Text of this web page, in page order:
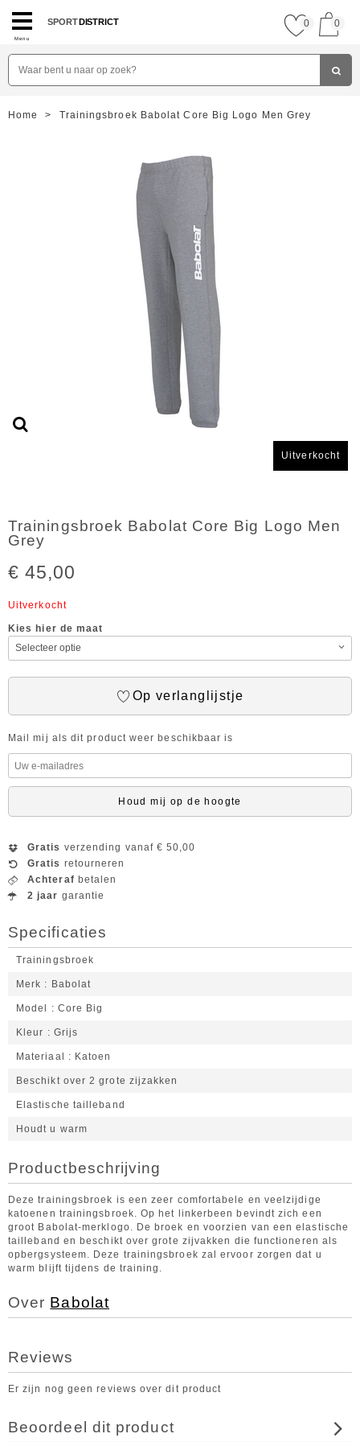
Menu
SPORTDISTRICT 0 0
Home > Trainingsbroek Babolat Core Big Logo Men Grey
Uitverkocht
Trainingsbroek Babolat Core Big Logo Men
Grey
€ 45,00
Uitverkocht
Kies hier de maat
Op verlanglijstje
Mail mij als dit product weer beschikbaar is
Houd mij op de hoogte
Gratis verzending vanaf € 50,00
Gratis retourneren
Achteraf betalen
2 jaar garantie
Specificaties
Trainingsbroek
Merk Babolat
Model Core Big
Kleur Grijs
Materiaal Katoen
Beschikt over 2 grote zijzakken
Elastische tailleband
Houdt u warm
Productbeschrijving
Deze trainingsbroek is een zeer comfortabele en veelzijdige
katoenen trainingsbroek. Op het linkerbeen bevindt zich een
groot Babolat-merklogo. De broek en voorzien van een elastische
tailleband en beschikt over grote zijvakken die functioneren als
opbergsysteem. Deze trainingsbroek zal ervoor zorgen dat u
warm blijft tijdens de training.
Over Babolat
Reviews
Er zijn nog geen reviews over dit product
Beoordeel dit product